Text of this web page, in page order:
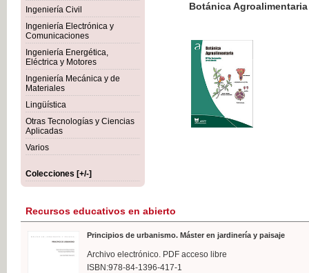
Ingeniería Civil
Ingeniería Electrónica y
Comunicaciones
Ingeniería Energética,
Eléctrica y Motores
Ingeniería Mecánica y de
Materiales
Lingüística
Otras Tecnologías y Ciencias
Aplicadas
Varios
Colecciones [+/-]
Botánica Agroalimentaria
Recursos educativos en abierto
Principios de urbanismo. Máster en jardinería y paisaje
Archivo electrónico. PDF acceso libre
ISBN:978-84-1396-417-1